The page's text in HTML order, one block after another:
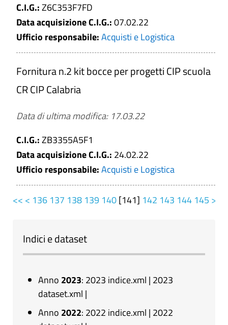
C.I.G.:Z6C353F7FD
Data acquisizione C.I.G.:07.02.22
Ufficio responsabile:Acquisti e Logistica
Fornitura n.2 kit bocce per progetti CIP scuola
CR CIP Calabria
Data di ultima modifica: 17.03.22
C.I.G.:ZB3355A5F1
Data acquisizione C.I.G.: 24.02.22
Ufficio responsabile:Acquisti e Logistica
<< < 136 137 138 139 140[141] 142 143 144 145 >
Indici e dataset
Anno 2023: 2023 indice.xml | 2023
dataset.xml |
Anno 2022: 2022 indice.xml | 2022